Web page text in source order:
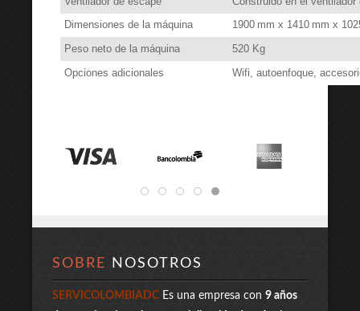
Dimensiones de la máquina
1900 mm x 1410 mm x
Peso neto de la máquina
520 Kg
Opciones adicionales
Wifi, autoenfoque,
SOBRE NOSOTROS
SERVICOLOMBIADC Es una empresa con 9 años